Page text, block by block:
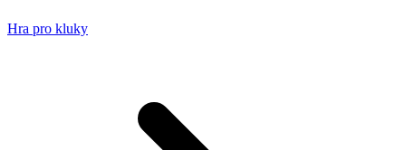
Hra pro kluky